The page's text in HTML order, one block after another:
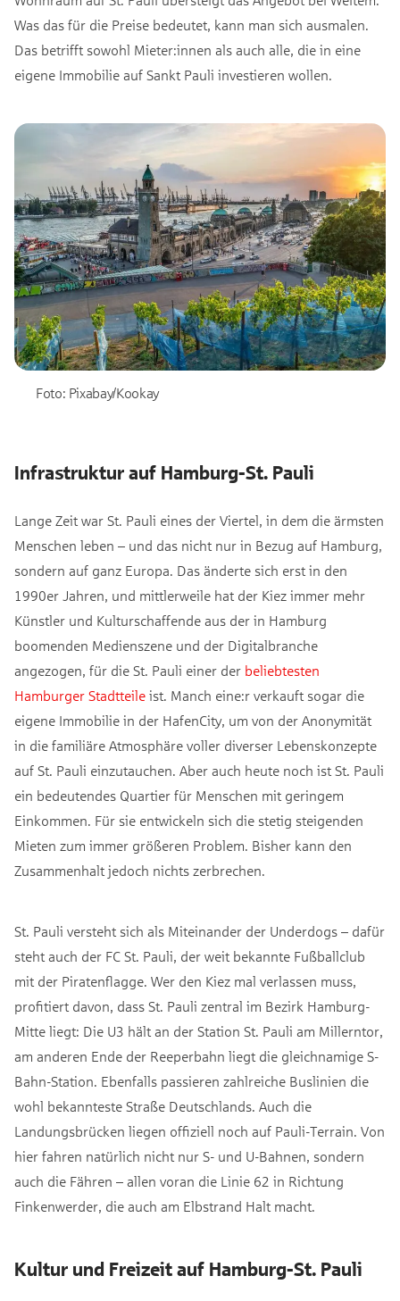
Was das für die Preise bedeutet, kann man sich ausmalen.
Das betrifft sowohl Mieter:innen als auch alle, die in eine
eigene Immobilie auf Sankt Pauli investieren wollen.
Foto: Pixabay/Kookay
Infrastruktur auf Hamburg-St. Pauli
Lange Zeit war St. Pauli eines der Viertel, in dem die ärmsten
Menschen leben – und das nicht nur in Bezug auf Hamburg,
sondern auf ganz Europa. Das änderte sich erst in den
1990er Jahren, und mittlerweile hat der Kiez immer mehr
Künstler und Kulturschaffende aus der in Hamburg
boomenden Medienszene und der Digitalbranche
angezogen, für die St. Pauli einer der beliebtesten
Hamburger Stadtteile ist. Manch eine:r verkauft sogar die
eigene Immobilie in der HafenCity, um von der Anonymität
in die familiäre Atmosphäre voller diverser Lebenskonzepte
auf St. Pauli einzutauchen. Aber auch heute noch ist St. Pauli
ein bedeutendes Quartier für Menschen mit geringem
Einkommen. Für sie entwickeln sich die stetig steigenden
Mieten zum immer größeren Problem. Bisher kann den
Zusammenhalt jedoch nichts zerbrechen.
St. Pauli versteht sich als Miteinander der Underdogs – dafür
steht auch der FC St. Pauli, der weit bekannte Fußballclub
mit der Piratenflagge. Wer den Kiez mal verlassen muss,
profitiert davon, dass St. Pauli zentral im Bezirk Hamburg-
Mitte liegt: Die U3 hält an der Station St. Pauli am Millerntor,
am anderen Ende der Reeperbahn liegt die gleichnamige S-
Bahn-Station. Ebenfalls passieren zahlreiche Buslinien die
wohl bekannteste Straße Deutschlands. Auch die
Landungsbrücken liegen offiziell noch auf Pauli-Terrain. Von
hier fahren natürlich nicht nur S- und U-Bahnen, sondern
auch die Fähren – allen voran die Linie 62 in Richtung
Finkenwerder, die auch am Elbstrand Halt macht.
Kultur und Freizeit auf Hamburg-St. Pauli